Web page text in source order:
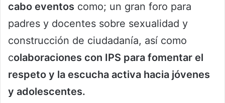
cabo eventos como; un gran foro para
padres y docentes sobre sexualidad y
construcción de ciudadanía, así como
colaboraciones con IPS para fomentar el
respeto y la escucha activa hacia jóvenes
y adolescentes.